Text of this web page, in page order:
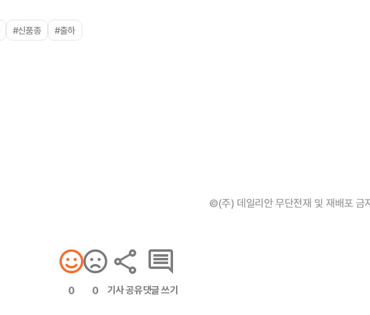
#신품종 #출하
©(주) 데일리안 무단전재 및 재배포 금
0 0 기사 공유댓글 쓰기